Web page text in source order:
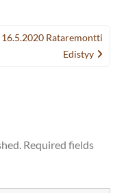
16.5.2020 Rataremontti
Edistyy
Required fields